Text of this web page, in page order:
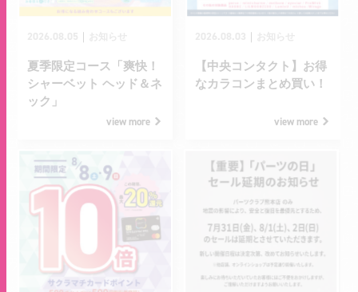
｜
夏季限定コース「爽快！
シャーベット ヘッド＆ネ
ック」
view more
｜
【中央コンタクト】お得
なカラコンまとめ買い！
view more